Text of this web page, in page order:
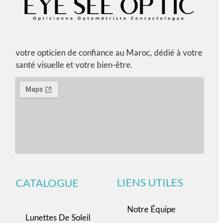
votre opticien de confiance au Maroc, dédié à votre
santé visuelle et votre bien-être.
CATALOGUE
Lunettes De Soleil
LIENS UTILES
Notre Équipe